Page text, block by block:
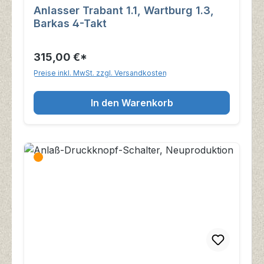
Anlasser Trabant 1.1, Wartburg 1.3,
Barkas 4-Takt
315,00 €*
Preise inkl. MwSt. zzgl. Versandkosten
In den Warenkorb